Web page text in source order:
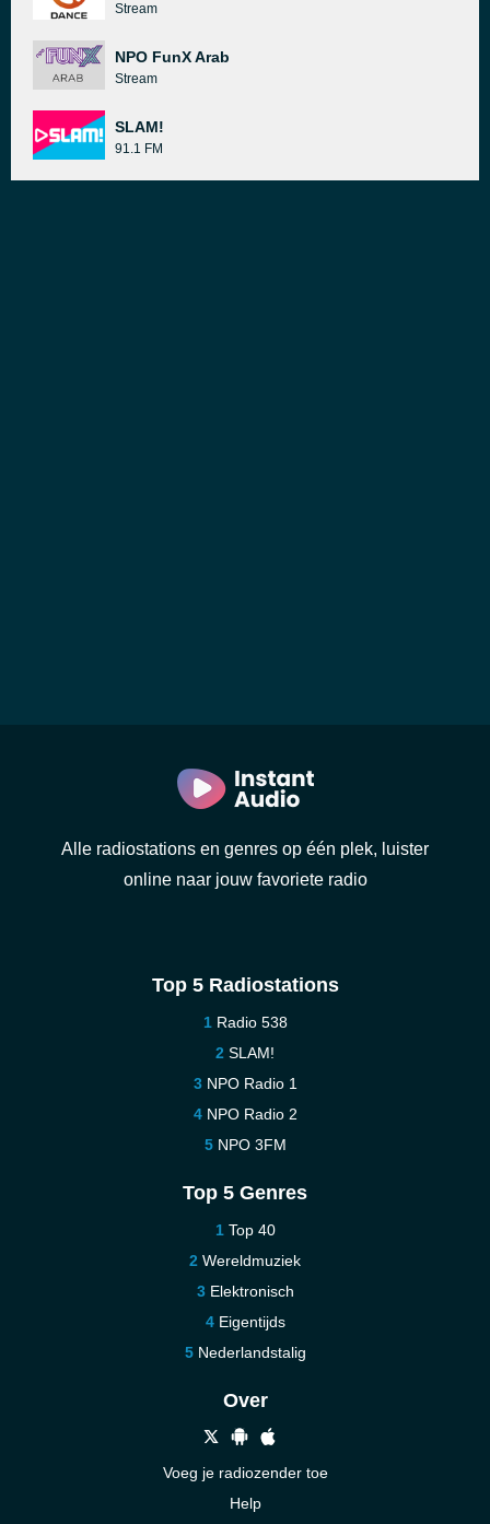
Stream
NPO FunX Arab
Stream
SLAM!
91.1 FM
Alle radiostations en genres op één plek, luister
online naar jouw favoriete radio
Top 5 Radiostations
Radio 538
SLAM!
NPO Radio 1
NPO Radio 2
NPO 3FM
Top 5 Genres
Top 40
Wereldmuziek
Elektronisch
Eigentijds
Nederlandstalig
Over
Voeg je radiozender toe
Help